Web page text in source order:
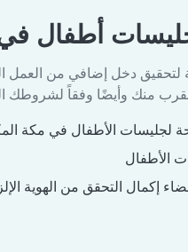
أطفال في
لتحقيق دخل إضافي من العمل
منك وأيضًا وفقاً لشروطك
إكمال التحقق من الهوية